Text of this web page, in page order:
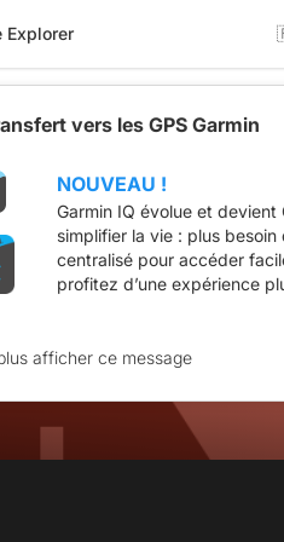
Explorer
vers les GPS Garmin
NOUVEAU !
Garmin IQ évolue et
simplifier la vie : plus
centralisé pour accéder
profitez d’une expérience
afficher ce message